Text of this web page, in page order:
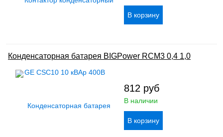
Конденсаторная батарея BIGPower RCM3 0,4 1,0
812 руб
В наличии